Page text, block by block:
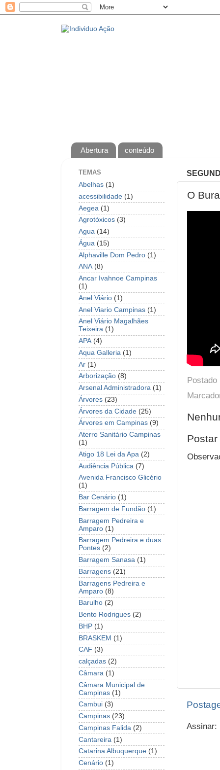
Abertura conteúdo
O
Assinar:
TEMAS
Abelhas (1)
acessibilidade (1)
Aegea (1)
Agrotóxicos (3)
Agua (14)
Água (15)
Alphaville Dom Pedro (1)
ANA (8)
Ancar Ivahnoe Campinas
(1)
Anel Viário (1)
Anel Viario Campinas (1)
Anel Viário Magalhães
Teixeira (1)
APA (4)
Aqua Galleria (1)
Ar (1)
Arborização (8)
Arsenal Administradora (1)
Árvores (23)
Árvores da Cidade (25)
Árvores em Campinas (9)
Aterro Sanitário Campinas
(1)
Atigo 18 Lei da Apa (2)
Audiência Pública (7)
Avenida Francisco Glicério
(1)
Bar Cenário (1)
Barragem de Fundão (1)
Barragem Pedreira e
Amparo (1)
Barragem Pedreira e duas
Pontes (2)
Barragem Sanasa (1)
Barragens (21)
Barragens Pedreira e
Amparo (8)
Barulho (2)
Bento Rodrigues (2)
BHP (1)
BRASKEM (1)
CAF (3)
calçadas (2)
Câmara (1)
Câmara Municipal de
Campinas (1)
Cambui (3)
Campinas (23)
Campinas Falida (2)
Cantareira (1)
Catarina Albuquerque (1)
Cenário (1)